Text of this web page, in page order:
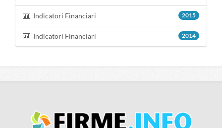
Indicatori Financiari 2015
Indicatori Financiari 2014